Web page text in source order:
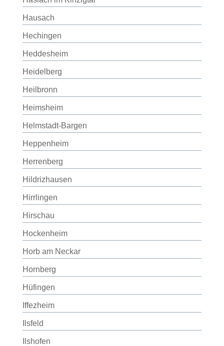
Hausach
Hechingen
Heddesheim
Heidelberg
Heilbronn
Heimsheim
Helmstadt-Bargen
Heppenheim
Herrenberg
Hildrizhausen
Hirrlingen
Hirschau
Hockenheim
Horb am Neckar
Hornberg
Hüfingen
Iffezheim
Ilsfeld
Ilshofen